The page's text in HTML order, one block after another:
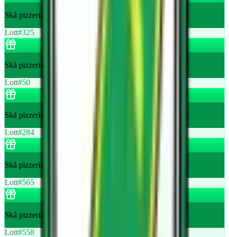
Skå pizzeria 1 st gratis pizza
Lott#325
Skå pizzeria 1 st gratis pizza
Lott#50
Skå pizzeria 1 st gratis pizza
Lott#284
Skå pizzeria 1 st gratis pizza
Lott#565
Skå pizzeria 1 st gratis pizza
Lott#558